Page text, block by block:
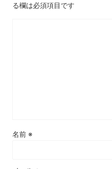
る欄は必須項目です
名前 ※